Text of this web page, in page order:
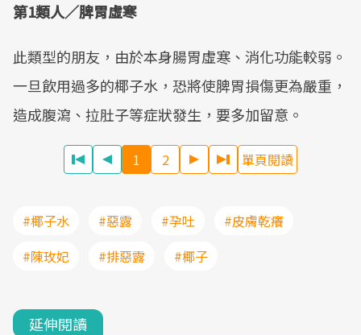
第1類人／脾胃虛寒
此類型的朋友，由於本身腸胃虛寒、消化功能較弱。
一旦飲用過多的椰子水，恐將使脾胃損傷更為嚴重，
造成腹瀉、拉肚子等症狀發生，要多加留意。
1 2 單頁閱讀
#椰子水 #惡露 #孕吐
#皮膚乾癢
#陳玫妃
#排惡露 #椰子
延伸閱讀